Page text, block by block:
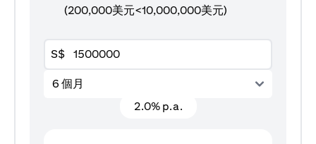
(200,000美元<10,000,000美元)
S$
6 個月
2.0% p.a.